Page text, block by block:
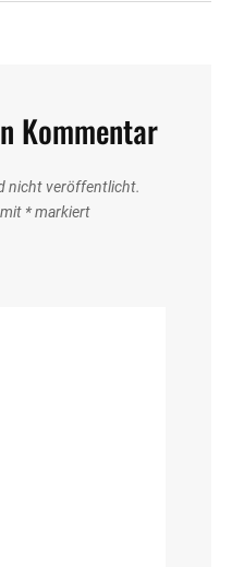
Kommentar
nicht veröffentlicht.
*markiert